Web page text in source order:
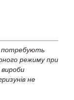
потребують
режиму при
вироби
не